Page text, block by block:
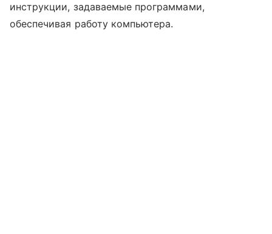
инструкции, задаваемые программами,
обеспечивая работу компьютера.